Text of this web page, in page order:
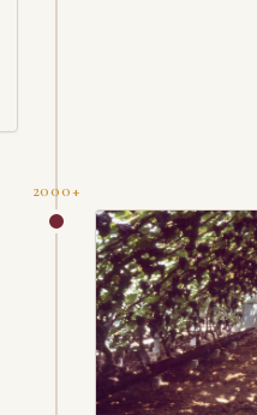
2000+